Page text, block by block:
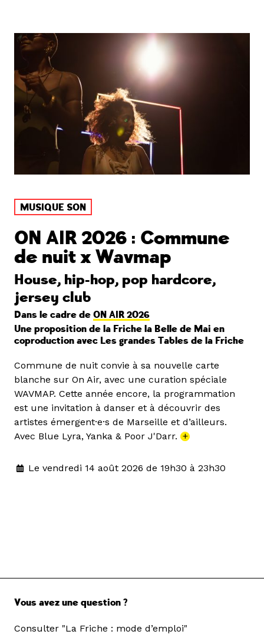
MUSIQUE SON
ON AIR 2026 : Commune
de nuit x Wavmap
House, hip-hop, pop hardcore,
jersey club
Dans le cadre de ON AIR 2026
Une proposition de la Friche la Belle de Mai en
coproduction avec Les grandes Tables de la Friche
Commune de nuit convie à sa nouvelle carte
blanche sur On Air, avec une curation spéciale
WAVMAP. Cette année encore, la programmation
est une invitation à danser et à découvrir des
artistes émergent·e·s de Marseille et d’ailleurs.
Avec Blue Lyra, Yanka & Poor J'Darr. +
Le vendredi 14 août 2026 de 19h30 à 23h30
Vous avez une question ?
Consulter "La Friche : mode d’emploi"